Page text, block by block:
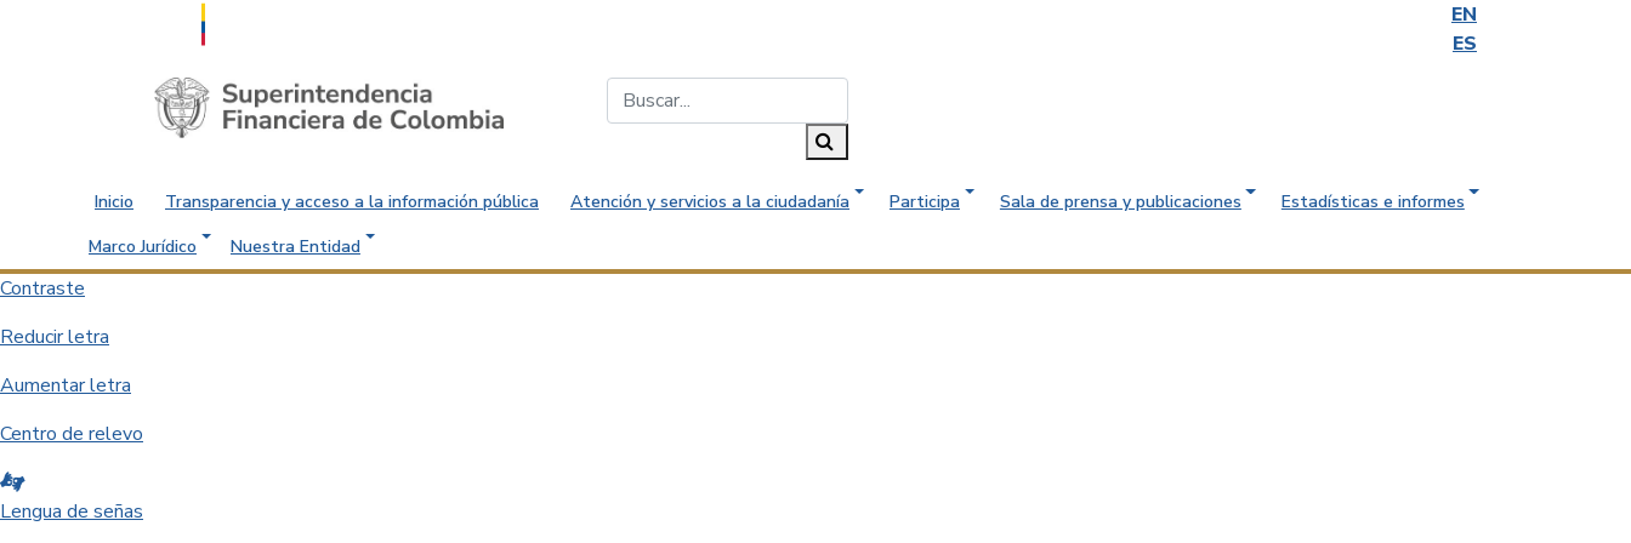
EN
ES
Saltar al contenido principal
Inicio Transparencia y acceso a la información pública Atención y servicios a la ciudadanía Participa Sala de prensa y publicaciones
Estadísticas e informes
Marco Jurídico
Nuestra Entidad
Contraste
Reducir letra
Aumentar letra
Centro de relevo
Lengua de señas